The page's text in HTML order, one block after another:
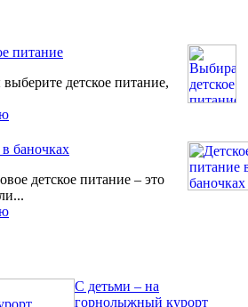
питание
детское питание,
баночках
детское питание – это
С детьми – на
горнолыжный курорт